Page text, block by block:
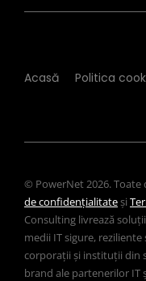
Acasă Politica
© PowerNet 2026. Toate
de confidențialitateși
Consulting livrează
medii IT sigure,
corporații și instituții din
brand ale partenerilor IT